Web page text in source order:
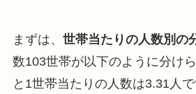
まずは、 世帯当たりの人数別の
数103世帯が以下のように分け
と1世帯当たりの人数は3.31人で